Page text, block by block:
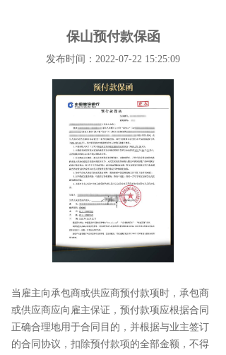
保山预付款保函
发布时间：2022-07-22 15:25:09
当雇主向承包商或供应商预付款项时，承包商
或供应商应向雇主保证，预付款项应根据合同
正确合理地用于合同目的，并根据与业主签订
的合同协议，扣除预付款项的全部金额，不得